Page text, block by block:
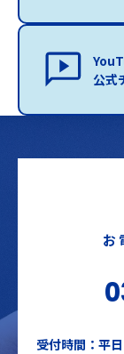
公式
お
受付時間：平